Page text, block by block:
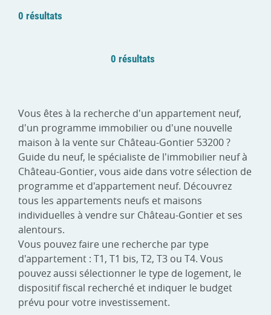
0 résultats
0 résultats
Vous êtes à la recherche d'un appartement neuf,
d'un programme immobilier ou d'une nouvelle
maison à la vente sur Château-Gontier 53200 ?
Guide du neuf, le spécialiste de l'immobilier neuf à
Château-Gontier, vous aide dans votre sélection de
programme et d'appartement neuf. Découvrez
tous les appartements neufs et maisons
individuelles à vendre sur Château-Gontier et ses
alentours.
Vous pouvez faire une recherche par type
d'appartement : T1, T1 bis, T2, T3 ou T4. Vous
pouvez aussi sélectionner le type de logement, le
dispositif fiscal recherché et indiquer le budget
prévu pour votre investissement.